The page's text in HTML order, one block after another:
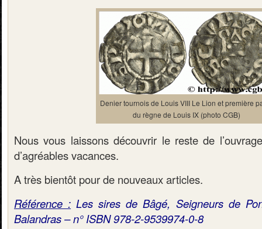
Denier tournois de Louis VIII Le Lion et première
du règne de Louis IX (photo CGB)
Nous vous laissons découvrir le reste de
d’agréables vacances.
A très bientôt pour de nouveaux articles.
Référence : Les sires de Bâgé, Seigneurs de
Balandras – n° ISBN 978-2-9539974-0-8